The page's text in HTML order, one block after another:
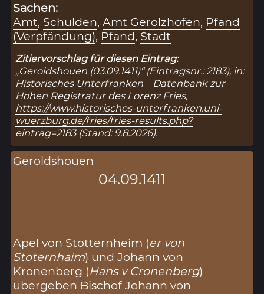
Sachen:
Amt, Schulden,Amt Gerolzhofen, Pfand
(Verpfändung), Pfand, Stadt
Zitiervorschlag für diesen Eintrag:
„Geroldshouen (03.09.1411)“ (Eintragsnr.: 2183), in:
Historisches Unterfranken – Datenbank zur
Hohen Registratur des Lorenz Fries,
https://www.historisches-unterfranken.uni-
wuerzburg.de/fries/fries-results.php?
eintrag=2183(Stand: 9.8.2026).
Geroldshouen
04.09.1411
Apel von Stotternheim (er von
Stoternhaim) und Johann von
Kronenberg (Hans v Cronenberg)
übergeben Bischof Johann von